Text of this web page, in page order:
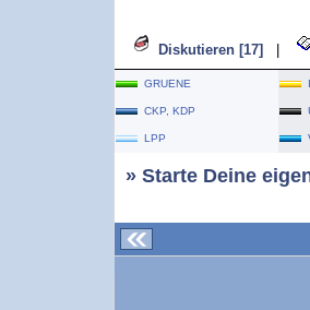
Diskutieren [17]
GRUENE
CKP, KDP
LPP
» Starte Deine